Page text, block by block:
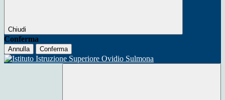
Chiudi
Conferma
Annulla Conferma